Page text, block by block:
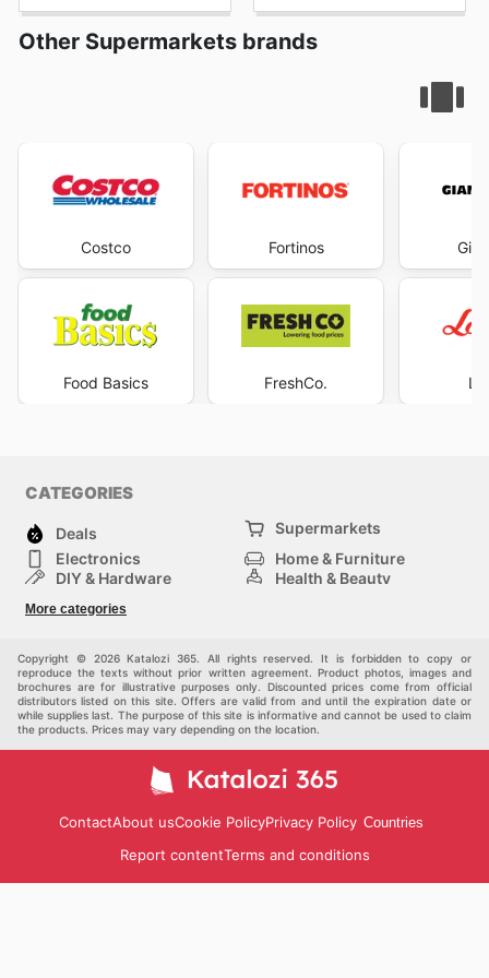
Other Supermarkets brands
Costco
Food Basics
Fortinos
FreshCo.
CATEGORIES
Deals
Supermarkets
Electronics
Home & Furniture
DIY & Hardware
Health & Beauty
Kids
More categories
Copyright © 2026 Katalozi 365. All rights reserved. It is forbidden to copy or
reproduce the texts without prior written agreement. Product photos, images and
brochures are for illustrative purposes only. Discounted prices come from official
distributors listed on this site. Offers are valid from and until the expiration date or
while supplies last. The purpose of this site is informative and cannot be used to claim
the products. Prices may vary depending on the location.
ContactAbout usCookie PolicyPrivacy Policy Countries
Report contentTerms and conditions